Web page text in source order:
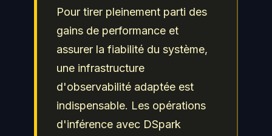
Pour tirer pleinement parti des
gains de performance et
assurer la fiabilité du système,
une infrastructure
d'observabilité adaptée est
indispensable. Les opérations
d'inférence avec DSpark